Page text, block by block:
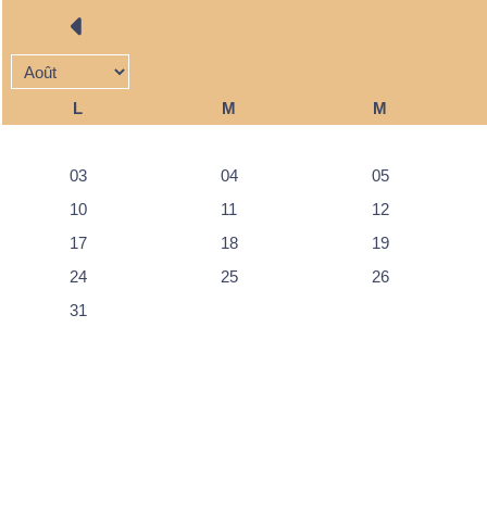
L M M
03 04
05
10
11
12
17
18
19
24
25
26
31